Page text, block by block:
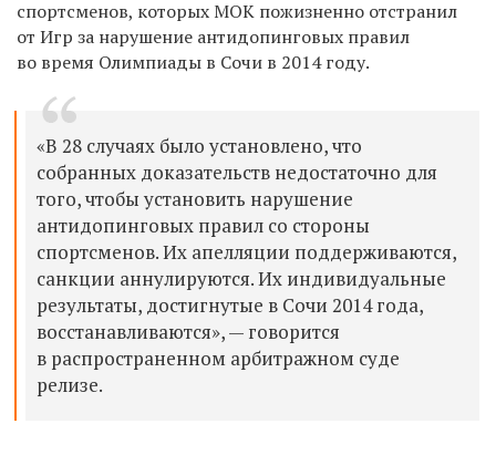
спортсменов, которых МОК пожизненно отстранил
от Игр за нарушение антидопинговых правил
во время Олимпиады в Сочи в 2014 году.
«В 28 случаях было установлено, что
собранных доказательств недостаточно для
того, чтобы установить нарушение
антидопинговых правил со стороны
спортсменов. Их апелляции поддерживаются,
санкции аннулируются. Их индивидуальные
результаты, достигнутые в Сочи 2014 года,
восстанавливаются», — говорится
в распространенном арбитражном суде
релизе.